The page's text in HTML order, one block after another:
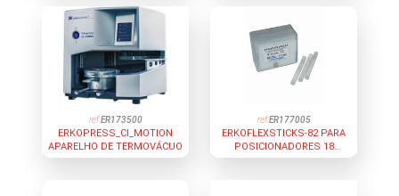
ref:ER173500
ERKOPRESS_CI_MOTION
APARELHO DE TERMOVÁCUO
ref:ER177005
ERKOFLEXSTICKS-82 PARA
POSICIONADORES 18
UNIDADES